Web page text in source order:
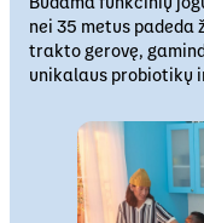
nei 35 metus padeda
trakto gerovę,
unikalaus probiotikų